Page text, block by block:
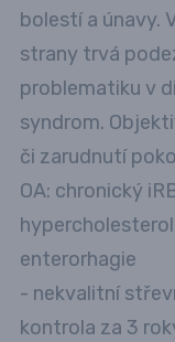
bolestí a únavy.
strany trvá
problematiku v
syndrom.
či zarudnutí
OA: chronický
enterorhagie
- nekvalitní
kontrola za 3